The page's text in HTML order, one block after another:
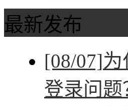
最新发布
[08/07]为
登录问题